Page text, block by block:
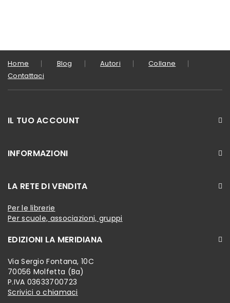
Home Blog Autori
Collane
Contattaci
IL TUO ACCOUNT
INFORMAZIONI
LA RETE DI VENDITA
Per le librerie
Per scuole, associazioni, gruppi
EDIZIONI LA MERIDIANA
Via Sergio Fontana, 10C
70056 Molfetta (Ba)
P.IVA 03633700723
Scrivici o chiamaci